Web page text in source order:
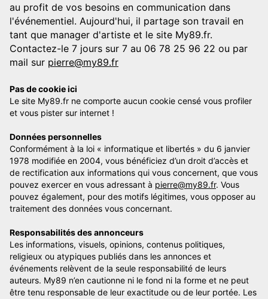
au profit de vos besoins en communication dans
l'événementiel. Aujourd'hui, il partage son travail en
tant que manager d'artiste et le site My89.fr.
Contactez-le 7 jours sur 7 au 06 78 25 96 22 ou par
mail sur pierre@my89.fr
Pas de cookie ici
Le site My89.fr ne comporte aucun cookie censé vous profiler
et vous pister sur internet !
Données personnelles
Conformément à la loi « informatique et libertés » du 6 janvier
1978 modifiée en 2004, vous bénéficiez d’un droit d’accès et
de rectification aux informations qui vous concernent, que vous
pouvez exercer en vous adressant à pierre@my89.fr. Vous
pouvez également, pour des motifs légitimes, vous opposer au
traitement des données vous concernant.
Responsabilités des annonceurs
Les informations, visuels, opinions, contenus politiques,
religieux ou atypiques publiés dans les annonces et
événements relèvent de la seule responsabilité de leurs
auteurs. My89 n’en cautionne ni le fond ni la forme et ne peut
être tenu responsable de leur exactitude ou de leur portée. Les